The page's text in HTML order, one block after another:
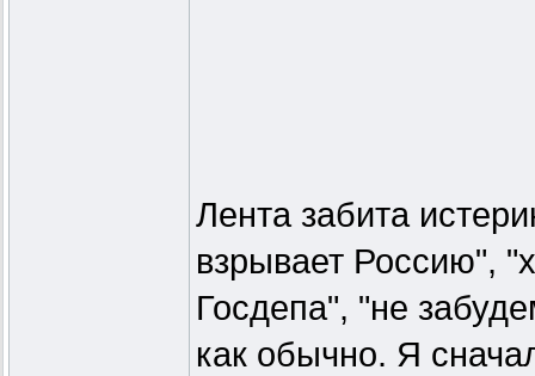
Лента забита
взрывает Россию",
Госдепа", "не
как обычно. Я